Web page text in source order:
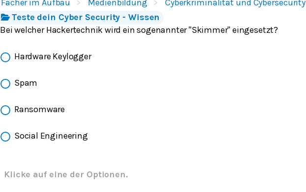
Fächer im Aufbau Medienbildung
Cyberkriminalität und Cybersecurity
Teste dein Cyber Security - Wissen
Bei welcher Hackertechnik wird ein sogenannter "Skimmer" eingesetzt?
Hardware Keylogger
Spam
Ransomware
Social Engineering
Klicke auf eine der Optionen.